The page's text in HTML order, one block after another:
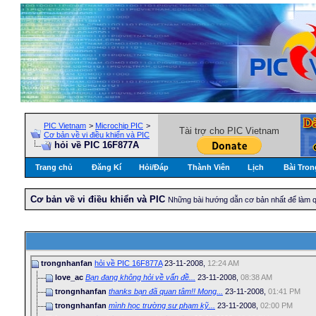
PIC Vietnam > Microchip PIC >
Cơ bản về vi điều khiển và PIC
hỏi về PIC 16F877A
Tài trợ cho PIC Vietnam
Trang chủ Đăng Kí Hỏi/Ðáp Thành Viên Lịch Bài
Cơ bản về vi điều khiển và PIC Những bài hướng dẫn cơ bản nhất để làm
trongnhanfan hỏi về PIC 16F877A23-11-2008, 12:24 AM
love_ac Bạn đang không hỏi về vấn đề... 23-11-2008, 08:38 AM
trongnhanfan thanks bạn đã quan tâm!! Mong... 23-11-2008, 01:41 PM
trongnhanfan mình học trường sư phạm kỹ... 23-11-2008, 02:00 PM